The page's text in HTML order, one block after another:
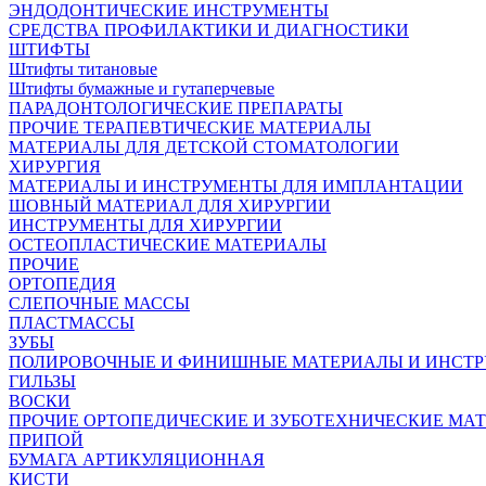
ЭНДОДОНТИЧЕСКИЕ ИНСТРУМЕНТЫ
СРЕДСТВА ПРОФИЛАКТИКИ И ДИАГНОСТИКИ
ШТИФТЫ
Штифты титановые
Штифты бумажные и гутаперчевые
ПАРАДОНТОЛОГИЧЕСКИЕ ПРЕПАРАТЫ
ПРОЧИЕ ТЕРАПЕВТИЧЕСКИЕ МАТЕРИАЛЫ
МАТЕРИАЛЫ ДЛЯ ДЕТСКОЙ СТОМАТОЛОГИИ
ХИРУРГИЯ
МАТЕРИАЛЫ И ИНСТРУМЕНТЫ ДЛЯ ИМПЛАНТАЦИИ
ШОВНЫЙ МАТЕРИАЛ ДЛЯ ХИРУРГИИ
ИНСТРУМЕНТЫ ДЛЯ ХИРУРГИИ
ОСТЕОПЛАСТИЧЕСКИЕ МАТЕРИАЛЫ
ПРОЧИЕ
ОРТОПЕДИЯ
СЛЕПОЧНЫЕ МАССЫ
ПЛАСТМАССЫ
ЗУБЫ
ПОЛИРОВОЧНЫЕ И ФИНИШНЫЕ МАТЕРИАЛЫ И
ГИЛЬЗЫ
ВОСКИ
ПРОЧИЕ ОРТОПЕДИЧЕСКИЕ И ЗУБОТЕХНИЧЕСКИЕ
ПРИПОЙ
БУМАГА АРТИКУЛЯЦИОННАЯ
КИСТИ